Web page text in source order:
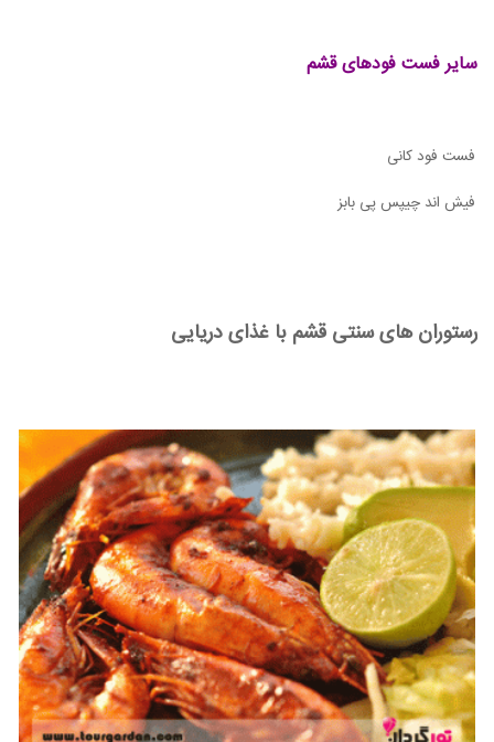
سایر فست فودهای قشم
فست فود کانی
فیش اند چیپس پی بابز
رستوران های سنتی قشم با غذای دریایی